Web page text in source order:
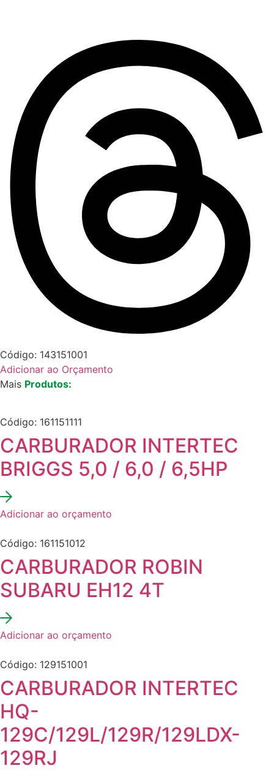
Código: 143151001
Adicionar ao Orçamento
Mais Produtos:
Código: 161151111
CARBURADOR INTERTEC
BRIGGS 5,0 / 6,0 / 6,5HP
Adicionar ao orçamento
Código: 161151012
CARBURADOR ROBIN
SUBARU EH12 4T
Adicionar ao orçamento
Código: 129151001
CARBURADOR INTERTEC
HQ-
129C/129L/129R/129LDX-
129RJ